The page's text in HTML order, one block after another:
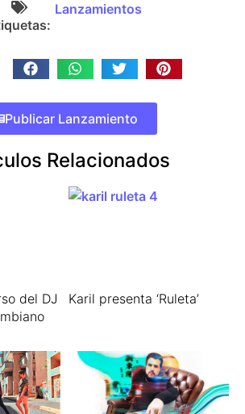
Lanzamientos
Publicar Lanzamiento
Relacionados
del DJ
Karil presenta ‘Ruleta’